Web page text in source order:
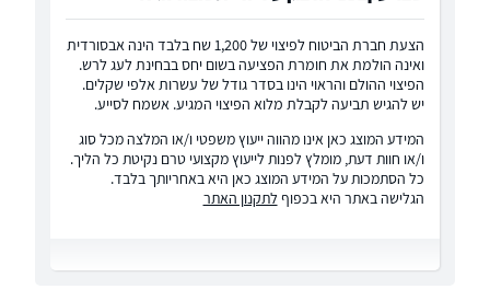
הצעת חברת הביטוח לפיצוי של 1,200 שח בלבד הינה אבסורדית
ואינה הולמת את חומרת הפציעה בשום יחס בבחינת לעג לרש.
הפיצוי ההולם והראוי הינו בסדר גודל של עשרות אלפי שקלים.
יש להגיש תביעה לקבלת מלוא הפיצוי המגיע. אשמח לסייע.
המידע המוצג כאן אינו מהווה ייעוץ משפטי ו/או המלצה מכל סוג
ו/או חוות דעת, מומלץ לפנות לייעוץ מקצועי טרם נקיטת כל הליך.
כל הסתמכות על המידע המוצג כאן היא באחריותך בלבד.
הגלישה באתר היא בכפוף לתקנון האתר